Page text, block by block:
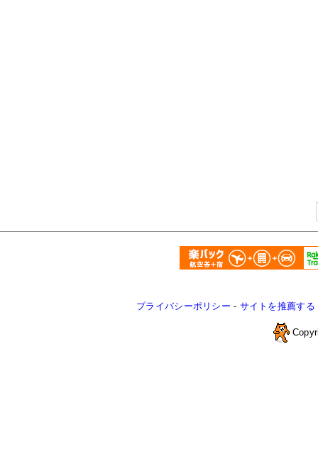
プライバシーポリシー - サイトを推薦する